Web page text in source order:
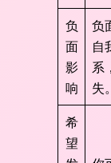
负
面
影
响
负
自
系
失。
希
望